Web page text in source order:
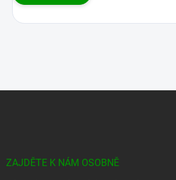
ZAJDĚTE K NÁM OSOBNĚ